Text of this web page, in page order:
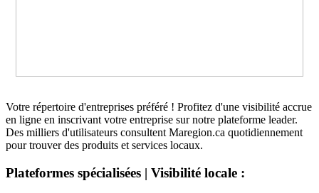
Votre répertoire d'entreprises préféré ! Profitez d'une visibilité accrue
en ligne en inscrivant votre entreprise sur notre plateforme leader.
Des milliers d'utilisateurs consultent Maregion.ca quotidiennement
pour trouver des produits et services locaux.
Plateformes spécialisées | Visibilité locale :